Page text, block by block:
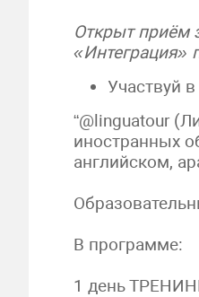
Открыт приём
Участвуй
“@linguatour
иностранных
английском,
В программе:
1 день